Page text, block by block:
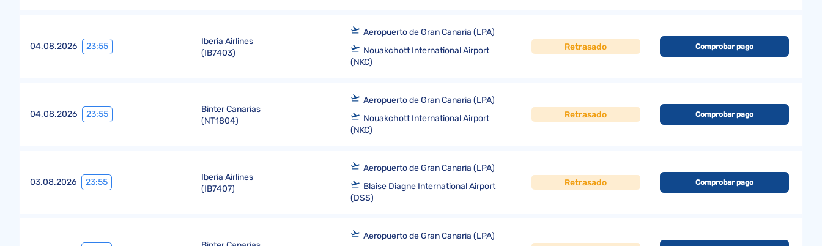
04.08.2026 23:55
Iberia Airlines
(IB7403)
Aeropuerto de Gran Canaria (LPA)
Nouakchott International Airport
(NKC)
Retrasado Comprobar pago
04.08.2026 23:55
Binter Canarias
(NT1804)
Aeropuerto de Gran Canaria (LPA)
Nouakchott International Airport
(NKC)
Retrasado Comprobar pago
03.08.2026 23:55
Iberia Airlines
(IB7407)
Aeropuerto de Gran Canaria (LPA)
Blaise Diagne International Airport
(DSS)
Retrasado Comprobar pago
Aeropuerto de Gran Canaria (LPA)